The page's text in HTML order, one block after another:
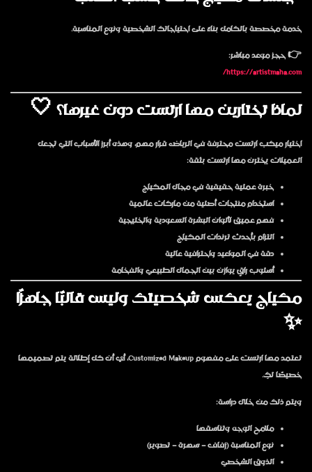
خدمة مخصصة بالكامل بناءً على احتياجاتك الشخصية ونوع المناسبة.
👉حجز موعد مباشر:
https://artistmaha.com/
لماذا تختارين مها ارتست دون غيرها؟ 🤍
اختيارميكب ارتست محترفة في الرياضقرار مهم، وهذه أبرز الأسباب التي تجعل
العميلات يخترن مها ارتست بثقة:
خبرة عملية حقيقية في مجال المكياج
استخدام منتجات أصلية من ماركات عالمية
فهم عميق لألوان البشرة السعودية والخليجية
التزام بأحدث ترندات المكياج
دقة في المواعيد واحترافية عالية
أسلوب راقٍ يوازن بين الجمال الطبيعي والفخامة
مكياج يعكس شخصيتك وليس قالبًا جاهزًا
✨
تعتمد مها ارتست على مفهومCustomized Makeup، أي أن كل إطلالة يتم تصميمها
خصيصًا لكِ.
ويتم ذلك من خلال دراسة:
ملامح الوجه وتناسقها
نوع المناسبة (زفاف – سهرة – تصوير)
الذوق الشخصي